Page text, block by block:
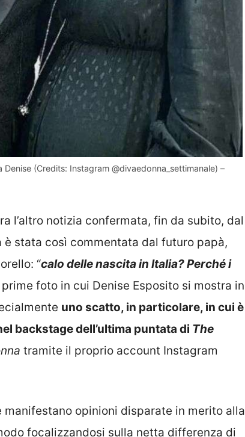
(Credits: Instagram @divaedonna_settimanale) –
l’altro notizia confermata, fin da subito, dal
è stata così commentata dal futuro papà,
“calo delle nascita in Italia? Perché i
prime foto in cui Denise Esposito si mostra in
uno scatto, in particolare, in cui è
backstage dell’ultima puntata di The
tramite il proprio account Instagram
opinioni disparate in merito alla
focalizzandosi sulla netta differenza di